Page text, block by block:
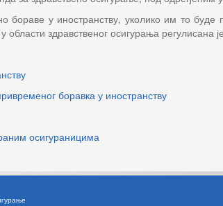
бораве у иностранству, уколико им то
здравственог осигурања регулисана је
боравка у иностранству
осигураницима